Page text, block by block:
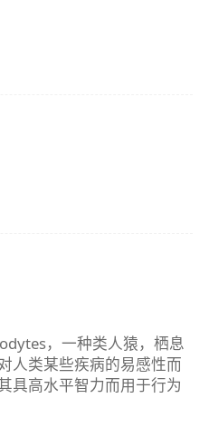
，一种类人猿，栖息
人类某些疾病的易感性而
具高水平智力而用于行为